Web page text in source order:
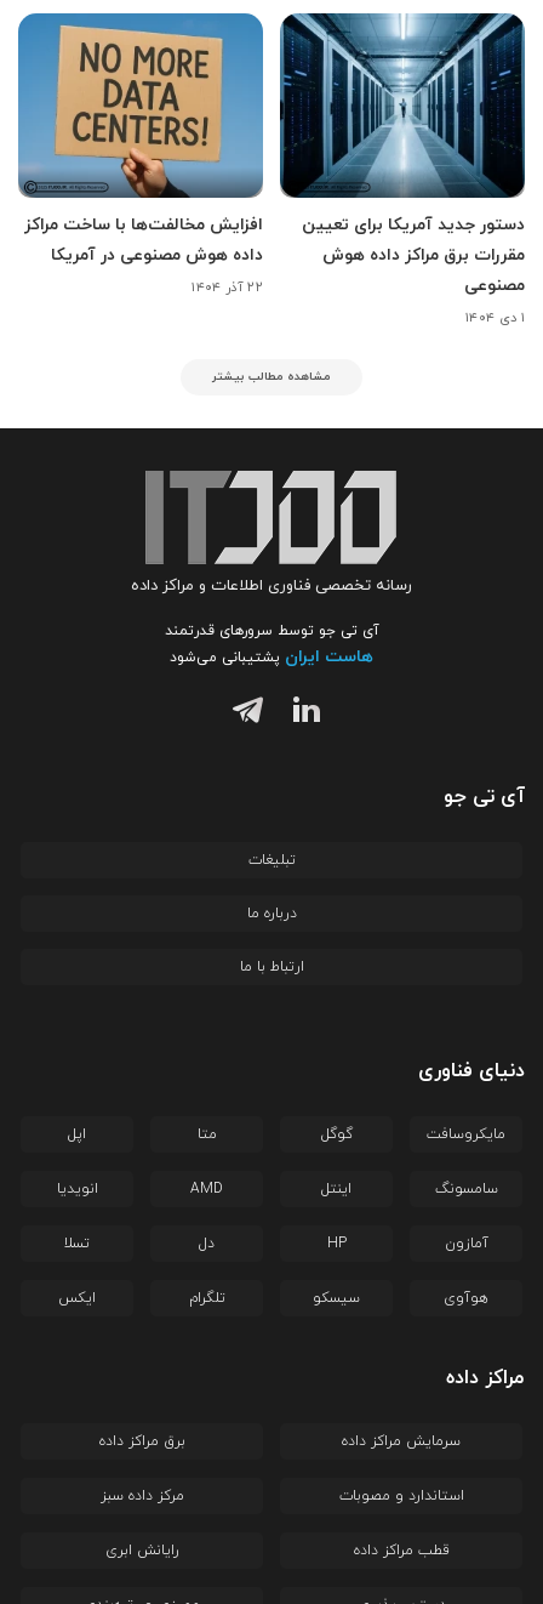
دستور جدید آمریکا برای تعیین
مقررات برق مراکز داده هوش
مصنوعی
۱ دی ۱۴۰۴
افزایش مخالفت‌ها با ساخت مراکز
داده هوش مصنوعی در آمریکا
۲۲ آذر ۱۴۰۴
مشاهده مطالب بیشتر
رسانه تخصصی فناوری اطلاعات و مراکز داده
آی تی جو توسط سرورهای قدرتمند
هاست ایران پشتیبانی می‌شود
آی تی جو
تبلیغات
درباره ما
ارتباط با ما
دنیای فناوری
مایکروسافت گوگل متا اپل
سامسونگ اینتل AMD انویدیا
آمازون HP دل تسلا
هوآوی سیسکو تلگرام ایکس
مراکز داده
سرمایش مراکز داده برق مراکز داده
استاندارد و مصوبات مرکز داده سبز
قطب مراکز داده رایانش ابری